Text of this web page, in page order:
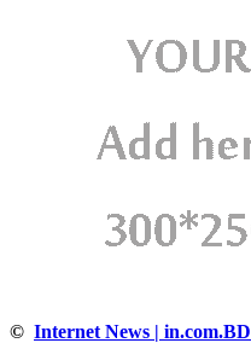
© Internet News | in.com.BD